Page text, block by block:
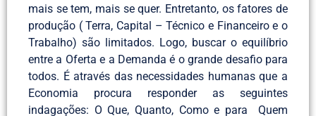
mais se tem, mais se quer. Entretanto, os fatores de
produção ( Terra, Capital – Técnico e Financeiro e o
Trabalho) são limitados. Logo, buscar o equilíbrio
entre a Oferta e a Demanda é o grande desafio para
todos. É através das necessidades humanas que a
Economia procura responder as seguintes
indagações: O Que, Quanto, Como e para Quem